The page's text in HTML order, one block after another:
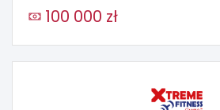
100 000 zł